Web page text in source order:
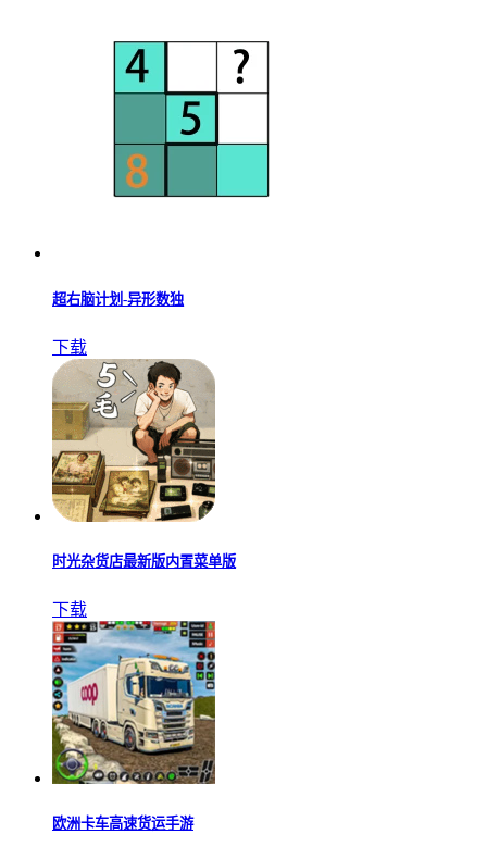
超右脑计划-异形数独
下载
时光杂货店最新版内置菜单版
下载
欧洲卡车高速货运手游